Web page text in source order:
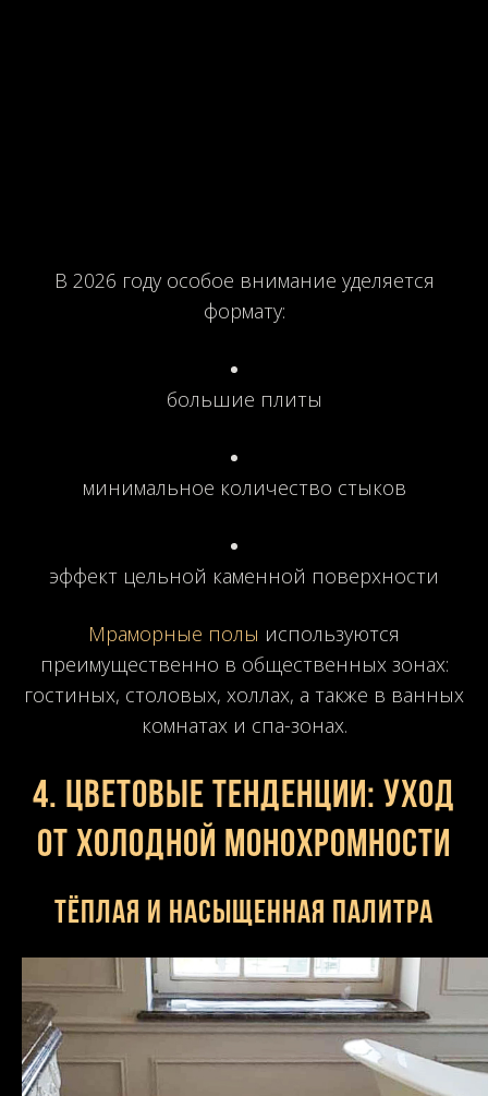
В 2026 году особое внимание уделяется
формату:
большие плиты
минимальное количество стыков
эффект цельной каменной поверхности
Мраморные полы используются
преимущественно в общественных зонах:
гостиных, столовых, холлах, а также в ванных
комнатах и спа-зонах.
4. Цветовые тенденции: уход
от холодной монохромности
Тёплая и насыщенная палитра